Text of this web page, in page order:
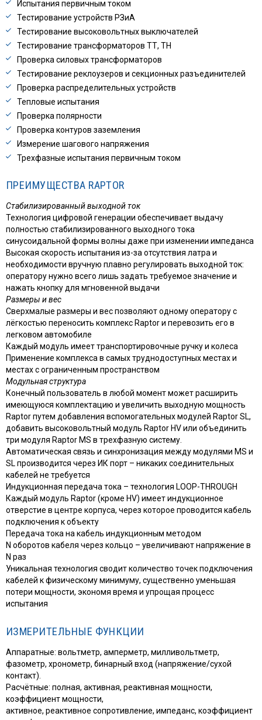
Испытания первичным током
Тестирование устройств РЗиА
Тестирование высоковольтных выключателей
Тестирование трансформаторов ТТ, ТН
Проверка силовых трансформаторов
Тестирование реклоузеров и секционных разъединителей
Проверка распределительных устройств
Тепловые испытания
Проверка полярности
Проверка контуров заземления
Измерение шагового напряжения
Трехфазные испытания первичным током
ПРЕИМУЩЕСТВА RAPTOR
Стабилизированный выходной ток
Технология цифровой генерации обеспечивает выдачу
полностью стабилизированного выходного тока
синусоидальной формы волны даже при изменении импеданса
Высокая скорость испытания из-за отсутствия латра и
необходимости вручную плавно регулировать выходной ток:
оператору нужно всего лишь задать требуемое значение и
нажать кнопку для мгновенной выдачи
Размеры и вес
Сверхмалые размеры и вес позволяют одному оператору с
лёгкостью переносить комплекс Raptor и перевозить его в
легковом автомобиле
Каждый модуль имеет транспортировочные ручку и колеса
Применение комплекса в самых труднодоступных местах и
местах с ограниченным пространством
Модульная структура
Конечный пользователь в любой момент может расширить
имеющуюся комплектацию и увеличить выходную мощность
Raptor путем добавления вспомогательных модулей Raptor SL,
добавить высоковольтный модуль Raptor HV или объединить
три модуля Raptor MS в трехфазную систему.
Автоматическая связь и синхронизация между модулями MS и
SL производится через ИК порт – никаких соединительных
кабелей не требуется
Индукционная передача тока – технология LOOP-THROUGH
Каждый модуль Raptor (кроме HV) имеет индукционное
отверстие в центре корпуса, через которое проводится кабель
подключения к объекту
Передача тока на кабель индукционным методом
N оборотов кабеля через кольцо – увеличивают напряжение в
N раз
Уникальная технология сводит количество точек подключения
кабелей к физическому минимуму, существенно уменьшая
потери мощности, экономя время и упрощая процесс
испытания
ИЗМЕРИТЕЛЬНЫЕ ФУНКЦИИ
Аппаратные: вольтметр, амперметр, милливольтметр,
фазометр, хронометр, бинарный вход (напряжение/сухой
контакт).
Расчётные: полная, активная, реактивная мощности,
коэффициент мощности,
активное, реактивное сопротивление, импеданс, коэффициент